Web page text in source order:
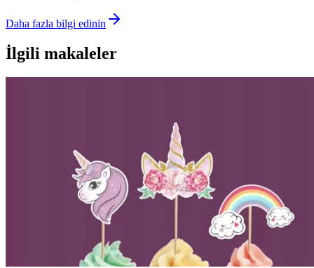
Daha fazla bilgi edinin
İlgili makaleler